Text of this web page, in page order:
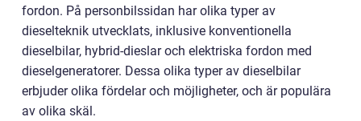
fordon. På personbilssidan har olika typer av
dieselteknik utvecklats, inklusive konventionella
dieselbilar, hybrid-dieslar och elektriska fordon med
dieselgeneratorer. Dessa olika typer av dieselbilar
erbjuder olika fördelar och möjligheter, och är populära
av olika skäl.